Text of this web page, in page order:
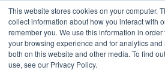
This website stores cookies on your computer.
collect information about how you interact with
remember you. We use this information in
your browsing experience and for analytics
both on this website and other media. To find
use, see our Privacy Policy.
content
NY FLEET: 3,5 MW / MVA
informasjon
TA